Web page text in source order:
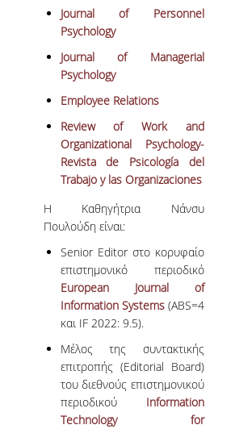
Journal of Personnel
Psychology
Journal of Managerial
Psychology
Employee Relations
Review of Work and
Organizational Psychology-
Revista de Psicología del
Trabajo y las Organizaciones
Η Καθηγήτρια Νάνσυ
Πουλούδη είναι:
Senior Editor στο κορυφαίο
επιστημονικό περιοδικό
European Journal of
Information Systems(ABS=4
και IF 2022: 9.5).
Μέλος της συντακτικής
επιτροπής (Editorial Board)
του διεθνούς επιστημονικού
περιοδικού Information
Technology for